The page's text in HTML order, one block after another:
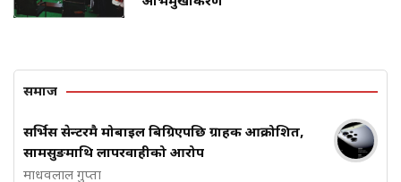
समाज
सर्भिस सेन्टरमै मोबाइल बिग्रिएपछि ग्राहक आक्रोशित,
सामसुङमाथि लापरवाहीको आरोप
माधवलाल गुप्ता